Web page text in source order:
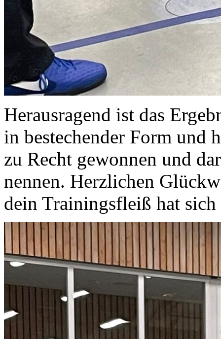
Herausragend ist das
in bestechender Form und
zu Recht gewonnen und
nennen. Herzlichen
dein Trainingsfleiß hat sich